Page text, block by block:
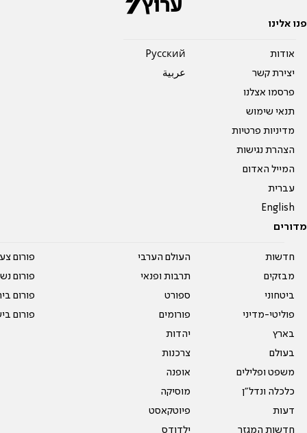
פנו אלינו
אודות
יצירת קשר
פרסמו אצלנו
תנאי שימוש
מדיניות פרטיות
הצהרת נגישות
המייל האדום
עברית
English
Pусский
عربية
מדורים
חדשות
מבזקים
ביטחוני
פוליטי-מדיני
בארץ
בעולם
משפט ופלילים
כלכלה ונדל"ן
דעות
חדשות המגזר
העולם הערבי
תרבות ופנאי
ספורט
פורומים
יהדות
צרכנות
אופנה
מוסיקה
פיוטקאסט
ילדודס
פורום
פורום
פורום
פורום